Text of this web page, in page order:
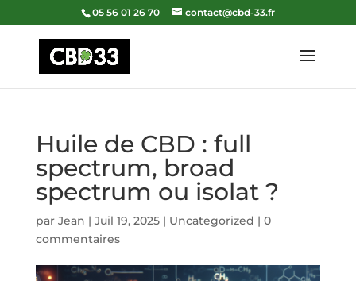
05 56 01 26 70 contact@cbd-33.fr
Huile de CBD : full
spectrum, broad
spectrum ou isolat ?
par Jean | Juil 19, 2025| Uncategorized | 0
commentaires